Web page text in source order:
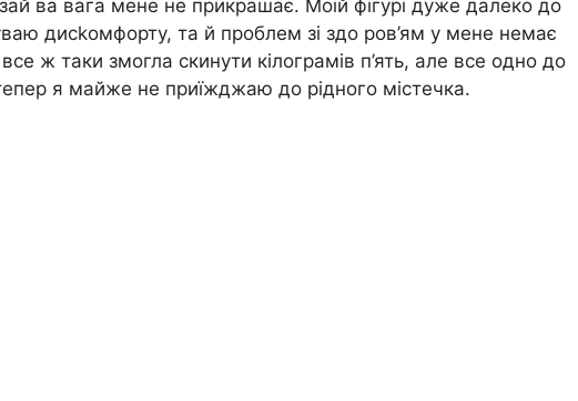
ва вага мене не прикрашає. Моїй фігурі дуже далеко до
дисkомфорту, та й проблем зі здо ров’ям у мене немає
ж таки змогла скинути кілограмів п’ять, але все одно до
я майже не приїжджаю до рідного містечка.